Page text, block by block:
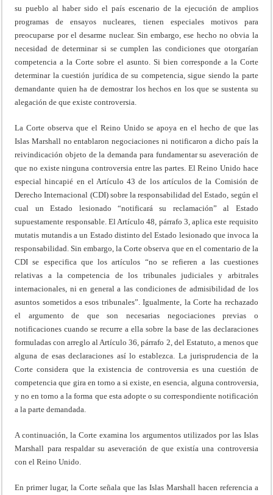
su pueblo al haber sido el país escenario de la ejecución de amplios
programas de ensayos nucleares, tienen especiales motivos para
preocuparse por el desarme nuclear. Sin embargo, ese hecho no obvia la
necesidad de determinar si se cumplen las condiciones que otorgarían
competencia a la Corte sobre el asunto. Si bien corresponde a la Corte
determinar la cuestión jurídica de su competencia, sigue siendo la parte
demandante quien ha de demostrar los hechos en los que se sustenta su
alegación de que existe controversia.
La Corte observa que el Reino Unido se apoya en el hecho de que las
Islas Marshall no entablaron negociaciones ni notificaron a dicho país la
reivindicación objeto de la demanda para fundamentar su aseveración de
que no existe ninguna controversia entre las partes. El Reino Unido hace
especial hincapié en el Artículo 43 de los artículos de la Comisión de
Derecho Internacional (CDI) sobre la responsabilidad del Estado, según el
cual un Estado lesionado “notificará su reclamación” al Estado
supuestamente responsable. El Artículo 48, párrafo 3, aplica este requisito
mutatis mutandis a un Estado distinto del Estado lesionado que invoca la
responsabilidad. Sin embargo, la Corte observa que en el comentario de la
CDI se especifica que los artículos “no se refieren a las cuestiones
relativas a la competencia de los tribunales judiciales y arbitrales
internacionales, ni en general a las condiciones de admisibilidad de los
asuntos sometidos a esos tribunales”. Igualmente, la Corte ha rechazado
el argumento de que son necesarias negociaciones previas o
notificaciones cuando se recurre a ella sobre la base de las declaraciones
formuladas con arreglo al Artículo 36, párrafo 2, del Estatuto, a menos que
alguna de esas declaraciones así lo establezca. La jurisprudencia de la
Corte considera que la existencia de controversia es una cuestión de
competencia que gira en torno a si existe, en esencia, alguna controversia,
y no en torno a la forma que esta adopte o su correspondiente notificación
a la parte demandada.
A continuación, la Corte examina los argumentos utilizados por las Islas
Marshall para respaldar su aseveración de que existía una controversia
con el Reino Unido.
En primer lugar, la Corte señala que las Islas Marshall hacen referencia a